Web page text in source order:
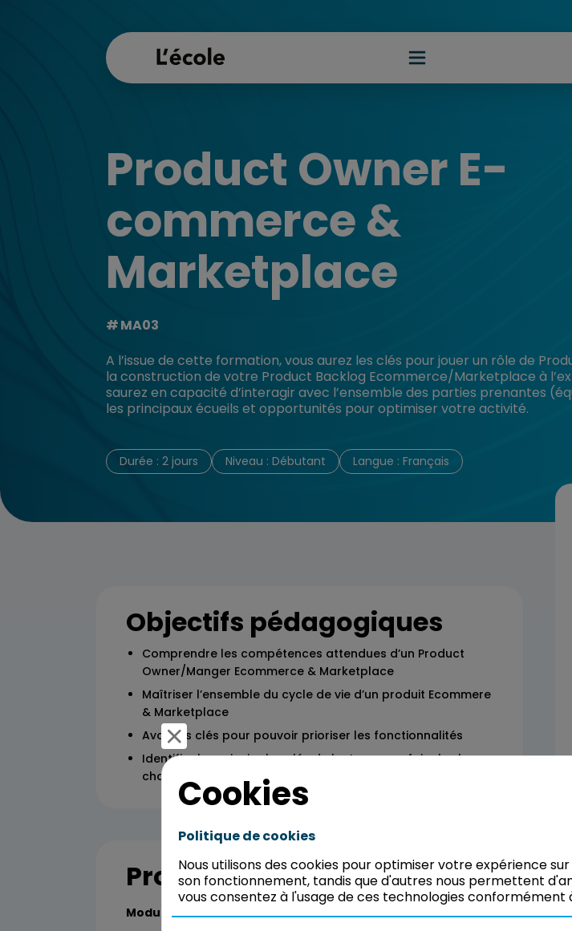
Product Owner E-
commerce &
Marketplace
MA03
A l’issue de cette formation, vous aurez les clés pour jouer un rôle de
la construction de votre Product Backlog Ecommerce/Marketplace à
saurez en capacité d’interagir avec l’ensemble des parties prenantes
les principaux écueils et opportunités pour optimiser votre activité.
Durée : 2 jours Niveau : Débutant Langue : Français
Objectifs pédagogiques
Comprendre les compétences attendues d’un Product
Owner/Manger Ecommerce & Marketplace
Maîtriser l’ensemble du cycle de vie d’un produit Ecommere
& Marketplace
Avoir les clés pour pouvoir prioriser les fonctionnalités
Identifier les principales clés de lecture pour faire les bons
choix dans le cadre de la rédaction de user stories
Programme
Module 1 : STRATEGY & DISCOVERY
Cookies
Politique de cookies
Nous utilisons des cookies pour optimiser votre expérience
son fonctionnement, tandis que d'autres nous permettent
vous consentez à l'usage de ces technologies